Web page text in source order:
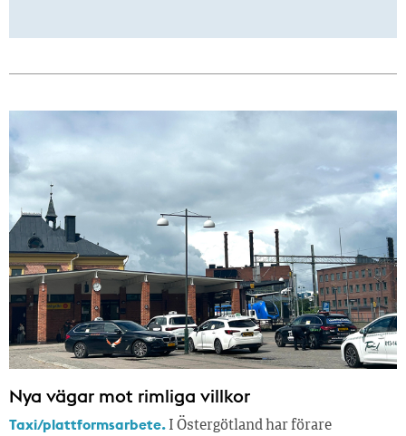
Nya vägar mot rimliga villkor
Taxi/plattformsarbete. I Östergötland har förare